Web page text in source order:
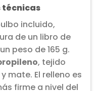
incluido,
de un libro de
peso de 165 g.
, tejido
mate. El relleno es
firme a nivel del